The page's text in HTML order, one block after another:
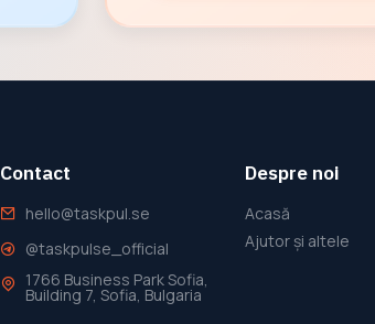
Contact
hello@taskpul.se
@taskpulse_official
1766 Business Park Sofia,
Building 7, Sofia, Bulgaria
Despre noi
Acasă
Ajutor și altele